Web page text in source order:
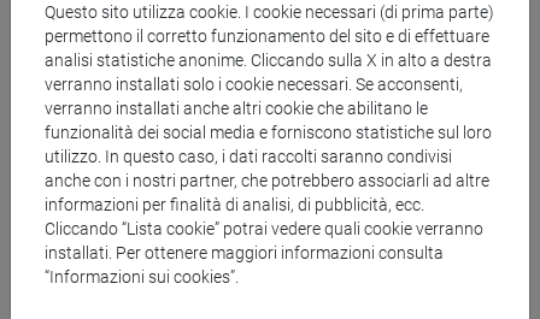
Corsi di studio e percorsi
[LT40] LINGUE, CULTURE E SOCIETÀ DELL'ASIA
E DELL'AFRICA MEDITERRANEA - Laurea
cina/giappone /giappone/cina
Mutua da
Questo sito utilizza cookie. I cookie necessari (di prima parte)
permettono il corretto funzionamento del sito e di effettuare
analisi statistiche anonime. Cliccando sulla X in alto a destra
verranno installati solo i cookie necessari. Se acconsenti,
verranno installati anche altri cookie che abilitano le
funzionalità dei social media e forniscono statistiche sul loro
utilizzo. In questo caso, i dati raccolti saranno condivisi
anche con i nostri partner, che potrebbero associarli ad altre
informazioni per finalità di analisi, di pubblicità, ecc.
Cliccando “Lista cookie” potrai vedere quali cookie verranno
installati. Per ottenere maggiori informazioni consulta
“Informazioni sui cookies”.